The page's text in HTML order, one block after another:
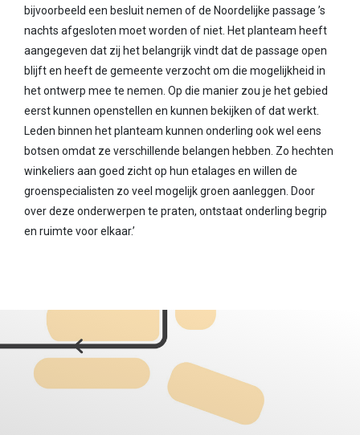
bijvoorbeeld een besluit nemen of de Noordelijke passage ’s
nachts afgesloten moet worden of niet. Het planteam heeft
aangegeven dat zij het belangrijk vindt dat de passage open
blijft en heeft de gemeente verzocht om die mogelijkheid in
het ontwerp mee te nemen. Op die manier zou je het gebied
eerst kunnen openstellen en kunnen bekijken of dat werkt.
Leden binnen het planteam kunnen onderling ook wel eens
botsen omdat ze verschillende belangen hebben. Zo hechten
winkeliers aan goed zicht op hun etalages en willen de
groenspecialisten zo veel mogelijk groen aanleggen. Door
over deze onderwerpen te praten, ontstaat onderling begrip
en ruimte voor elkaar.’